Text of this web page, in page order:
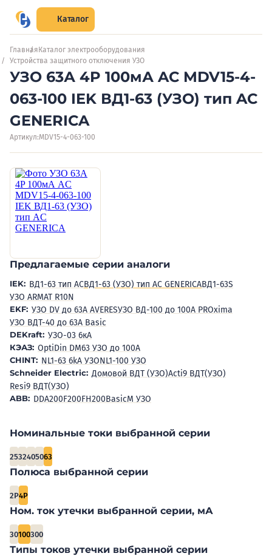
Каталог
Главная Каталог электрооборудования
Устройства защитного отключения УЗО
УЗО 63А 4P 100мА AC MDV15-4-
063-100 IEK ВД1-63 (УЗО) тип AC
GENERICA
Артикул:MDV15-4-063-100
Предлагаемые серии аналоги
IEK: ВД1-63 тип АСВД1-63 (УЗО) тип AC GENERICAВД1-63S
УЗО ARMAT R10N
EKF: УЗО DV до 63А AVERESУЗО ВД-100 до 100А PROxima
УЗО ВДТ-40 до 63А Basic
DEKraft: УЗО-03 6кА
КЭАЗ: OptiDin DM63 УЗО до 100А
CHINT: NL1-63 6kA УЗОNL1-100 УЗО
Schneider Electric: Домовой ВДТ (УЗО)Acti9 ВДТ(УЗО)
Resi9 ВДТ(УЗО)
ABB: DDA200F200FH200BasicM УЗО
Номинальные токи выбранной серии
2532405063
Полюса выбранной серии
2P4P
Ном. ток утечки выбранной серии, мА
30100300
Типы токов утечки выбранной серии